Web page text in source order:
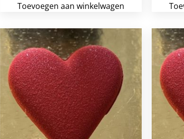
Toevoegen aan winkelwagen